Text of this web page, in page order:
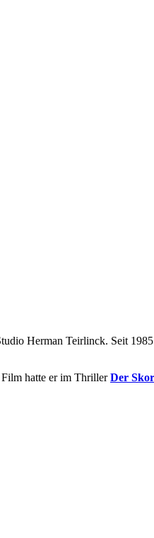
Herman Teirlinck. Seit
Film hatte er im ThrillerDer